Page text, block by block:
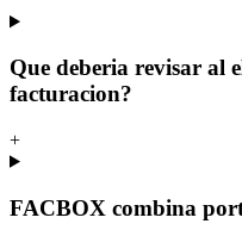
Que deberia revisar al
facturacion?
+
FACBOX combina